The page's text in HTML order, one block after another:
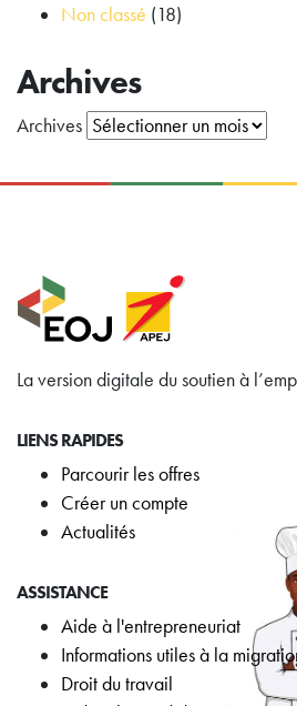
Non classé (18)
Archives
Archives
La version digitale du soutien à
LIENS RAPIDES
Parcourir les offres
Créer un compte
Actualités
ASSISTANCE
Aide à l'entrepreneuriat
Informations utiles à la
Droit du travail